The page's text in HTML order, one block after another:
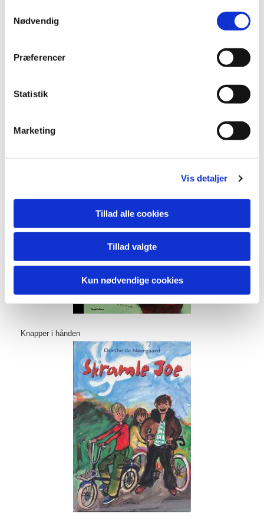
Nødvendig
Præferencer
Statistik
Marketing
Vis detaljer
Tillad alle cookies
Tillad valgte
Kun nødvendige cookies
Knapper i hånden